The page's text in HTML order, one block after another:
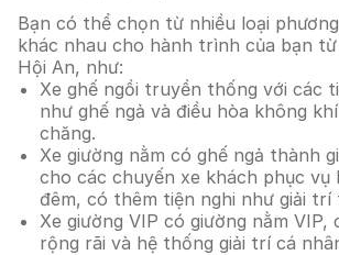
Bạn có thể chọn từ nhiều loại
khác nhau cho hành trình của bạn
Hội An, như:
Xe ghế ngồi truyền thống với các
như ghế ngả và điều hòa không
chăng.
Xe giường nằm có ghế ngả thành
cho các chuyến xe khách phục vụ
đêm, có thêm tiện nghi như giải trí
Xe giường VIP có giường nằm VIP,
rộng rãi và hệ thống giải trí cá